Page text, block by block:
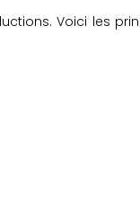
Voici les